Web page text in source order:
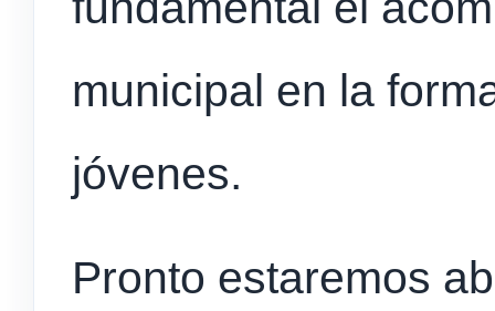
municipal en la
jóvenes.
Pronto estaremos